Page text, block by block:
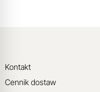
Kontakt
Cennik dostaw